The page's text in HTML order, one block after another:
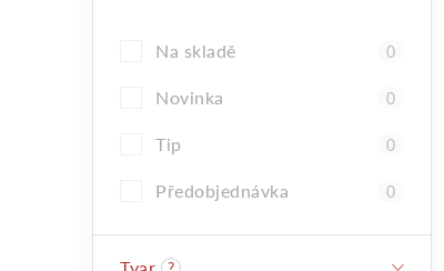
n
Na skladě 0
Novinka 0
Tip 0
Předobjednávka 0